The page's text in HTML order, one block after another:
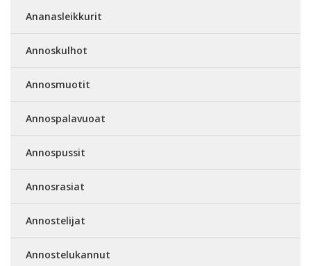
Ananasleikkurit
Annoskulhot
Annosmuotit
Annospalavuoat
Annospussit
Annosrasiat
Annostelijat
Annostelukannut